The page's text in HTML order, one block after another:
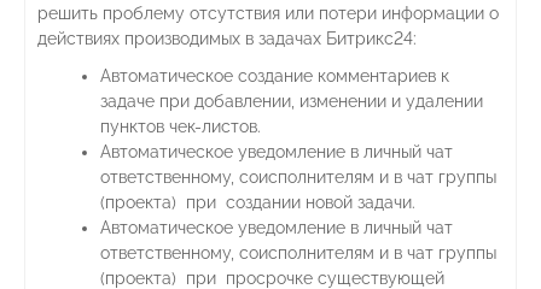
решить проблему отсутствия или потери информации о
действиях производимых в задачах Битрикс24:
Автоматическое создание комментариев к
задаче при добавлении, изменении и удалении
пунктов чек-листов.
Автоматическое уведомление в личный чат
ответственному, соисполнителям и в чат группы
(проекта) при создании новой задачи.
Автоматическое уведомление в личный чат
ответственному, соисполнителям и в чат группы
(проекта) при просрочке существующей